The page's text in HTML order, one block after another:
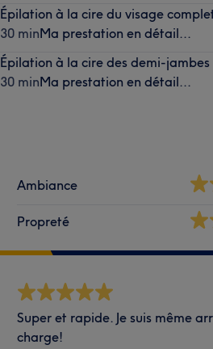
Épilation à la cire du visage
30 minMa prestation en détail...
Épilation à la cire des demi-jambes
30 minMa prestation en détail...
Ambiance
Propreté
Super et rapide. Je suis même
charge!